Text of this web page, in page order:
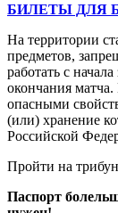
БИЛЕТЫ ДЛЯ
На территории
предметов,
работать с
окончания
опасными
(или) хранение
Российской
Пройти на
Паспорт